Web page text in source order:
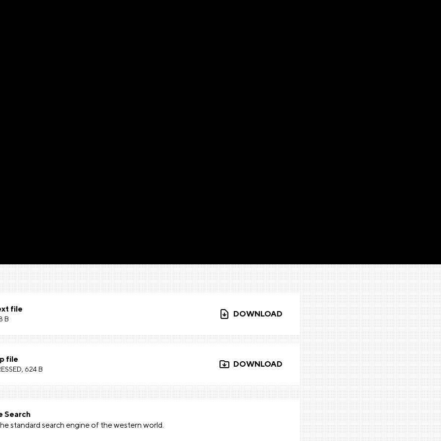
file
B
DOWNLOAD
file
624 B
DOWNLOAD
Search
standard search engine of the western world.